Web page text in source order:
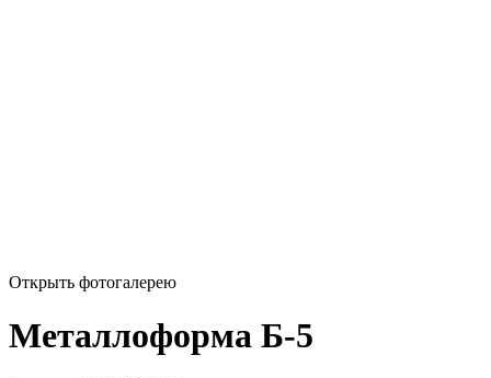
Открыть фотогалерею
Металлоформа Б-5